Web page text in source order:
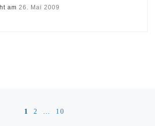
am 26. Mai 2009
1 2 10